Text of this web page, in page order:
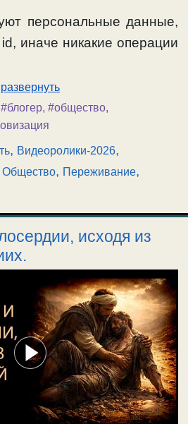
персональные данные,
иначе никакие операции
развернуть
#блогер, #общество,
, Видеоролики-2026,
Общество, Переживание,
исходя из